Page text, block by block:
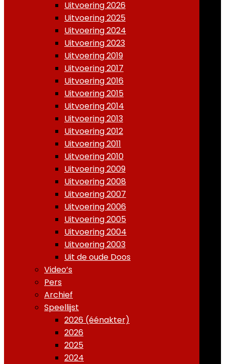
Uitvoering 2026
Uitvoering 2025
Uitvoering 2024
Uitvoering 2023
Uitvoering 2019
Uitvoering 2017
Uitvoering 2016
Uitvoering 2015
Uitvoering 2014
Uitvoering 2013
Uitvoering 2012
Uitvoering 2011
Uitvoering 2010
Uitvoering 2009
Uitvoering 2008
Uitvoering 2007
Uitvoering 2006
Uitvoering 2005
Uitvoering 2004
Uitvoering 2003
Uit de oude Doos
Video’s
Pers
Archief
Speellijst
2026 (éénakter)
2026
2025
2024